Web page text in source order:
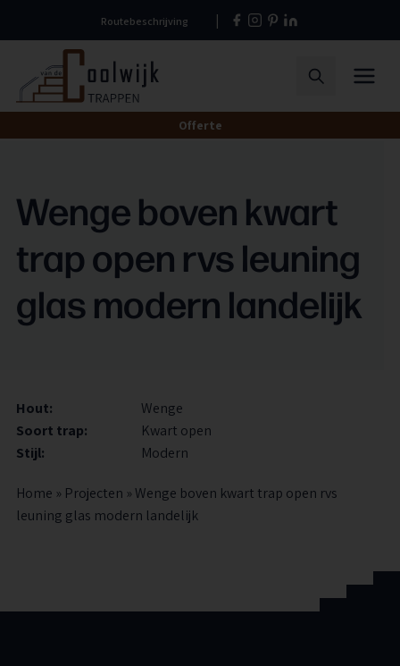
Routebeschrijving
Zoeken
Offerte
Menu
Wenge boven kwart
trap open rvs leuning
glas modern landelijk
Hout:
Wenge
Soort trap:
Kwart open
Stijl:
Modern
Home » Projecten »Wenge boven kwart trap open rvs
leuning glas modern landelijk